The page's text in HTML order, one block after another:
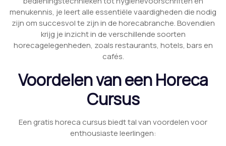
menukennis, je leert alle essentiële vaardigheden die nodig
zijn om succesvol te zijn in de horecabranche. Bovendien
krijg je inzicht in de verschillende soorten
horecagelegenheden, zoals restaurants, hotels, bars en
cafés.
Voordelen van een Horeca
Cursus
Een gratis horeca cursus biedt tal van voordelen voor
enthousiaste leerlingen: